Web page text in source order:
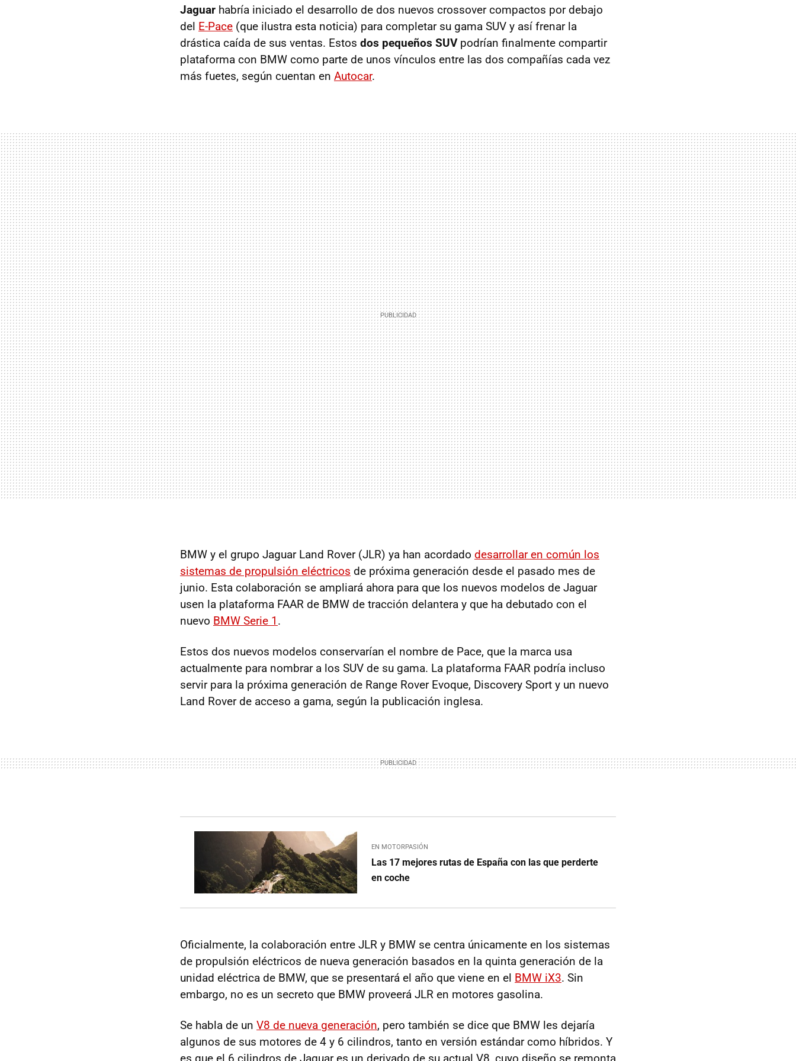
Jaguar habría iniciado el desarrollo de dos nuevos crossover compactos por debajo
del E-Pace (que ilustra esta noticia) para completar su gama SUV y así frenar la
drástica caída de sus ventas. Estos dos pequeños SUVpodrían finalmente compartir
plataforma con BMW como parte de unos vínculos entre las dos compañías cada vez
más fuetes, según cuentan en Autocar.
BMW y el grupo Jaguar Land Rover (JLR) ya han acordado desarrollar en común los
sistemas de propulsión eléctricos de próxima generación desde el pasado mes de
junio. Esta colaboración se ampliará ahora para que los nuevos modelos de Jaguar
usen la plataforma FAAR de BMW de tracción delantera y que ha debutado con el
nuevo BMW Serie 1 .
Estos dos nuevos modelos conservarían el nombre de Pace, que la marca usa
actualmente para nombrar a los SUV de su gama. La plataforma FAAR podría incluso
servir para la próxima generación de Range Rover Evoque, Discovery Sport y un nuevo
Land Rover de acceso a gama, según la publicación inglesa.
EN MOTORPASIÓN
Las 17 mejores rutas de España con las que perderte
en coche
Oficialmente, la colaboración entre JLR y BMW se centra únicamente en los sistemas
de propulsión eléctricos de nueva generación basados en la quinta generación de la
unidad eléctrica de BMW, que se presentará el año que viene en el BMW iX3. Sin
embargo, no es un secreto que BMW proveerá JLR en motores gasolina.
Se habla de un V8 de nueva generación, pero también se dice que BMW les dejaría
algunos de sus motores de 4 y 6 cilindros, tanto en versión estándar como híbridos. Y